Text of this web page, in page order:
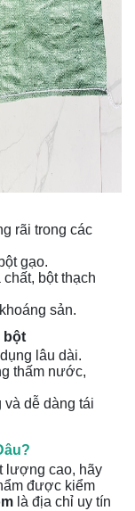
rãi trong các
gạo.
bột thạch
sản.
bột
lâu dài.
thấm nước,
dễ dàng tái
lượng cao, hãy
được kiểm
là địa chỉ uy tín